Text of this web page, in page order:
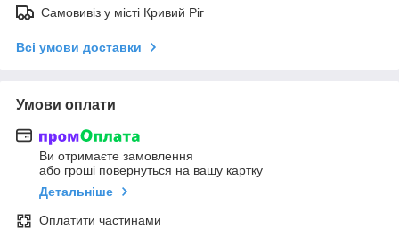
Самовивіз у місті Кривий Ріг
Всі умови доставки
Умови оплати
Ви отримаєте замовлення
або гроші повернуться на вашу картку
Детальніше
Оплатити частинами